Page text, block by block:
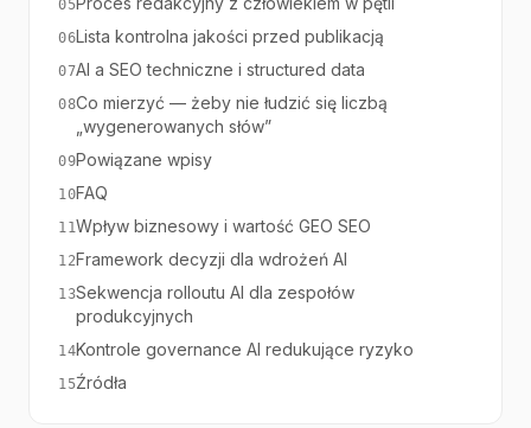
05
06Lista kontrolna jakości przed publikacją
07AI a SEO techniczne i structured data
08Co mierzyć — żeby nie łudzić się liczbą
„wygenerowanych słów”
09Powiązane wpisy
10FAQ
11Wpływ biznesowy i wartość GEO SEO
12Framework decyzji dla wdrożeń AI
13Sekwencja rolloutu AI dla zespołów
produkcyjnych
14Kontrole governance AI redukujące ryzyko
15Źródła